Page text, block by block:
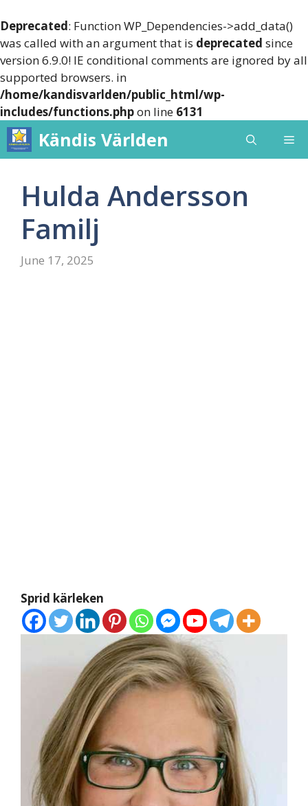
Deprecated: Function WP_Dependencies->add_data()
was called with an argument that is deprecated since
version 6.9.0! IE conditional comments are ignored by all
supported browsers. in
/home/kandisvarlden/public_html/wp-
includes/functions.phpon line 6131
Skip
to
content
Kändis Världen
Hulda Andersson
Familj
June 17, 2025
Sprid kärleken